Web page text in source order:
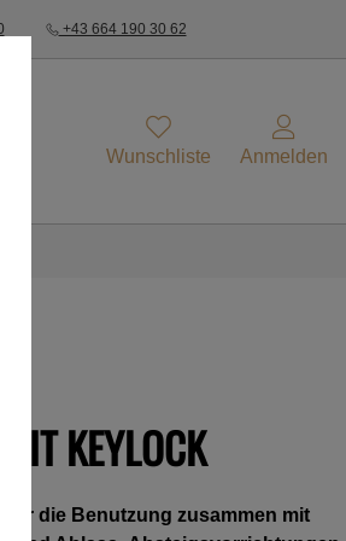
+43 664 190 30 62
Wunschliste Anmelden
KEYLOCK
für die Benutzung zusammen mit